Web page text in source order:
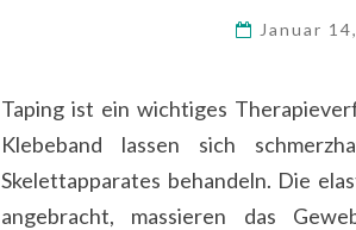
Januar
Taping ist ein wichtiges
Klebeband lassen sich
Skelettapparates behandeln. Die
angebracht, massieren das